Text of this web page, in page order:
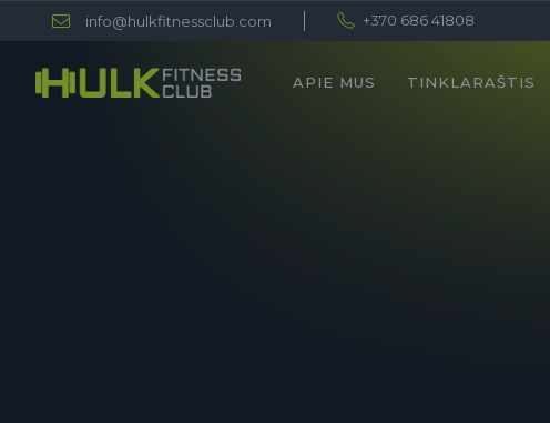
info@hulkfitnessclub.com +370 686 41808
APIE MUS TINKLARAŠTIS